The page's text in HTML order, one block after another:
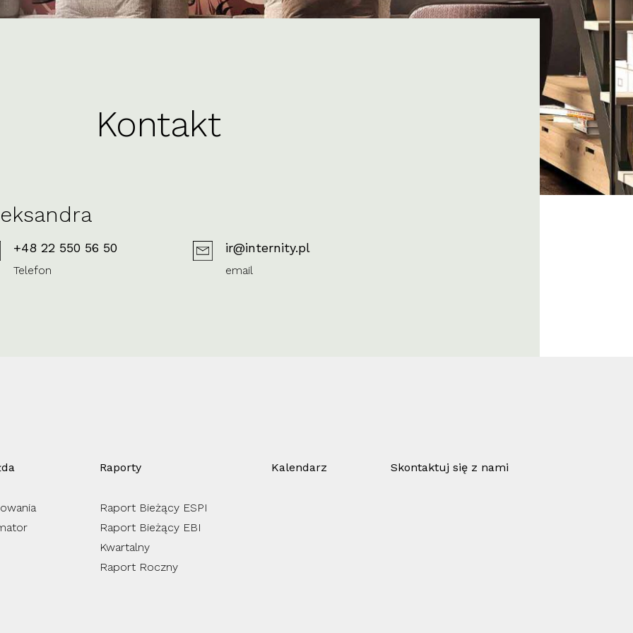
Kontakt
+48 22 550 56 50
Telefon
ir@internity.pl
email
Raporty
Raport Bieżący ESPI
Raport Bieżący EBI
Kwartalny
Raport Roczny
Kalendarz Skontaktuj się z nami